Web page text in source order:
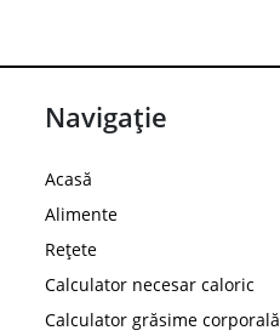
Navigație
Acasă
Alimente
Rețete
Calculator necesar caloric
Calculator grăsime corporală